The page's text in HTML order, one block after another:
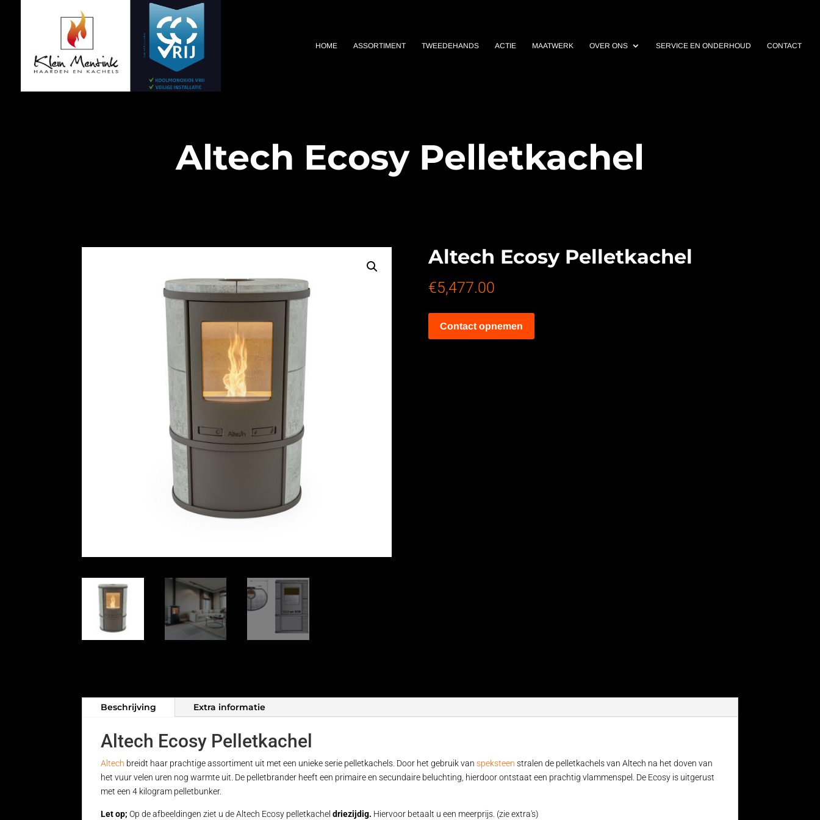
HOME ASSORTIMENT TWEEDEHANDS ACTIE MAATWERK OVER ONS SERVICE EN ONDERHOUD CONTACT
Altech Ecosy Pelletkachel
Altech Ecosy Pelletkachel
€5,477.00
Contact opnemen
Beschrijving Extra informatie
Altech Ecosy Pelletkachel
Altech breidt haar prachtige assortiment uit met een unieke serie pelletkachels. Door het gebruik vanspeksteen stralen de pelletkachels van Altech na het doven van
het vuur velen uren nog warmte uit. De pelletbrander heeft een primaire en secundaire beluchting, hierdoor ontstaat een prachtig vlammenspel. De Ecosy is uitgerust
met een 4 kilogram pelletbunker.
Let op;Op de afbeeldingen ziet u de Altech Ecosy pelletkacheldriezijdig. Hiervoor betaalt u een meerprijs. (zie extra's)